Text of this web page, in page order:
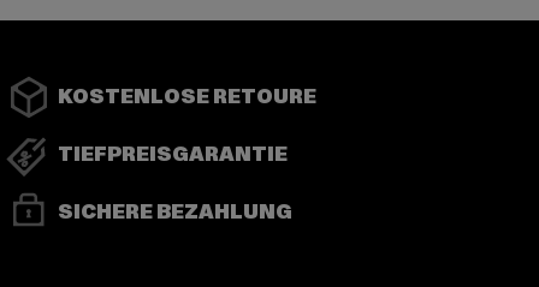
KOSTENLOSE RETOURE
TIEFPREISGARANTIE
SICHERE BEZAHLUNG